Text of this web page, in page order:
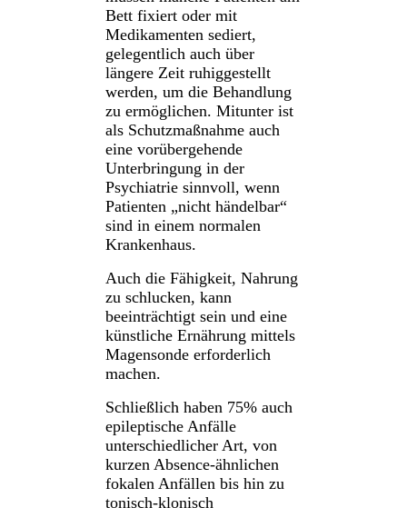
Bett fixiert oder mit
Medikamenten sediert,
gelegentlich auch über
längere Zeit ruhiggestellt
werden, um die Behandlung
zu ermöglichen. Mitunter ist
als Schutzmaßnahme auch
eine vorübergehende
Unterbringung in der
Psychiatrie sinnvoll, wenn
Patienten „nicht händelbar“
sind in einem normalen
Krankenhaus.
Auch die Fähigkeit, Nahrung
zu schlucken, kann
beeinträchtigt sein und eine
künstliche Ernährung mittels
Magensonde erforderlich
machen.
Schließlich haben 75% auch
epileptische Anfälle
unterschiedlicher Art, von
kurzen Absence-ähnlichen
fokalen Anfällen bis hin zu
tonisch-klonisch